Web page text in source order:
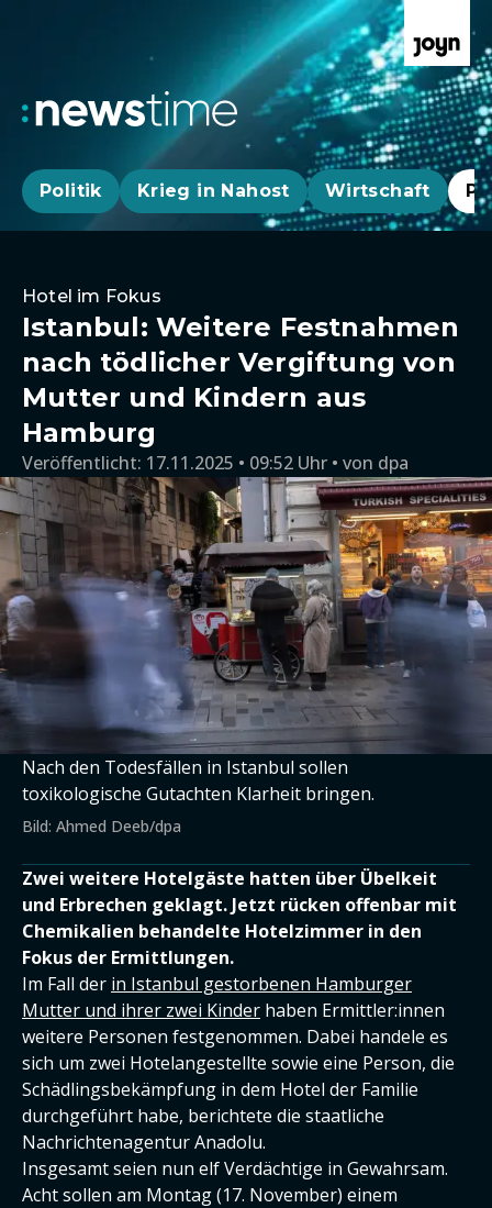
Politik Krieg in Nahost Wirtschaft
Hotel im Fokus
Istanbul: Weitere Festnahmen
nach tödlicher Vergiftung von
Mutter und Kindern aus
Hamburg
Veröffentlicht: 17.11.2025 • 09:52 Uhr von dpa
Nach den Todesfällen in Istanbul sollen
toxikologische Gutachten Klarheit bringen.
Bild: Ahmed Deeb/dpa
Zwei weitere Hotelgäste hatten über Übelkeit
und Erbrechen geklagt. Jetzt rücken offenbar mit
Chemikalien behandelte Hotelzimmer in den
Fokus der Ermittlungen.
Im Fall der in Istanbul gestorbenen Hamburger
Mutter und ihrer zwei Kinder haben Ermittler:innen
weitere Personen festgenommen. Dabei handele es
sich um zwei Hotelangestellte sowie eine Person, die
Schädlingsbekämpfung in dem Hotel der Familie
durchgeführt habe, berichtete die staatliche
Nachrichtenagentur Anadolu.
Insgesamt seien nun elf Verdächtige in Gewahrsam.
Acht sollen am Montag (17. November) einem